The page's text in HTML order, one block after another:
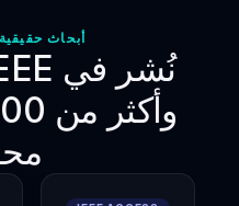
evidence, yet
long-term
outcomes data
in diverse non-
أبحاث